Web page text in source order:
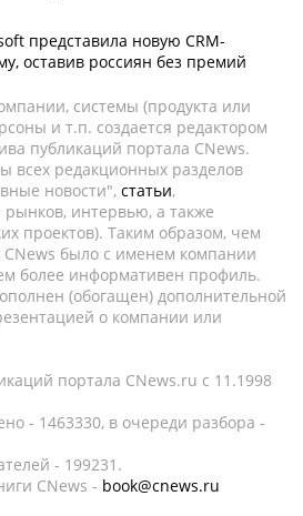
представила новую CRM-
оставив россиян без премий
системы (продукта или
и т.п. создается редактором
публикаций портала CNews.
всех редакционных разделов
новости", статьи,
интервью, а также
проектов). Таким образом, чем
было с именем компании
более информативен профиль.
(обогащен) дополнительной
о компании или
портала CNews.ru c 11.1998
- 1463330, в очереди разбора -
- 199231.
CNews - book@cnews.ru